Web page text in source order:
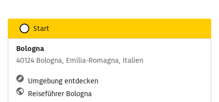
Start
Bologna
40124 Bologna, Emilia-Romagna, Italien
Umgebung entdecken
Reiseführer Bologna